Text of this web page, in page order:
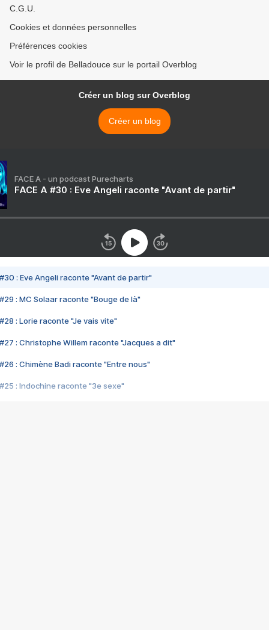
C.G.U.
Cookies et données personnelles
Préférences cookies
Voir le profil de Belladouce sur le portail Overblog
Créer un blog sur Overblog
Créer un blog
FACE A - un podcast Purecharts
FACE A #30 : Eve Angeli raconte "Avant de partir"
#30 : Eve Angeli raconte "Avant de partir"
#29 : MC Solaar raconte "Bouge de là"
#28 : Lorie raconte "Je vais vite"
#27 : Christophe Willem raconte "Jacques a dit"
#26 : Chimène Badi raconte "Entre nous"
#25 : Indochine raconte "3e sexe"